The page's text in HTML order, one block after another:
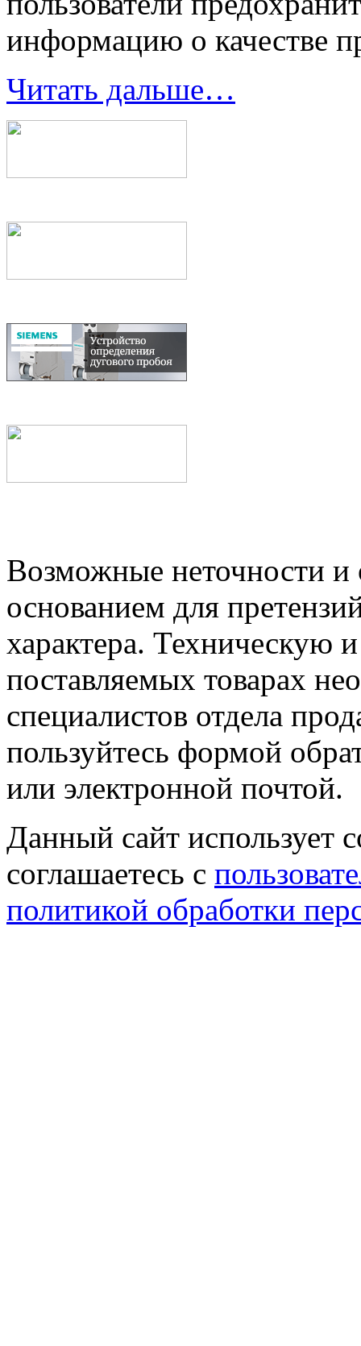
информацию о качестве
Читать дальше…
Возможные неточности и
основанием для
характера.
поставляемых товарах
специалистов отдела
пользуйтесь формой
или электронной почтой.
Данный сайт использует
соглашаетесь с
политикой обработки